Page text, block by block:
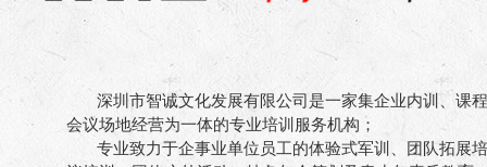
深圳市智诚文化发展有限公司是一家集企业内训、课
会议场地经营为一体的专业培训服务机构；
专业致力于企事业单位员工的体验式军训、团队拓展